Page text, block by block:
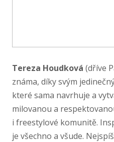
Tereza Houdková (dříve
známa, díky svým
které sama navrhuje a
milovanou a
i freestylové komunitě.
je všechno a všude.